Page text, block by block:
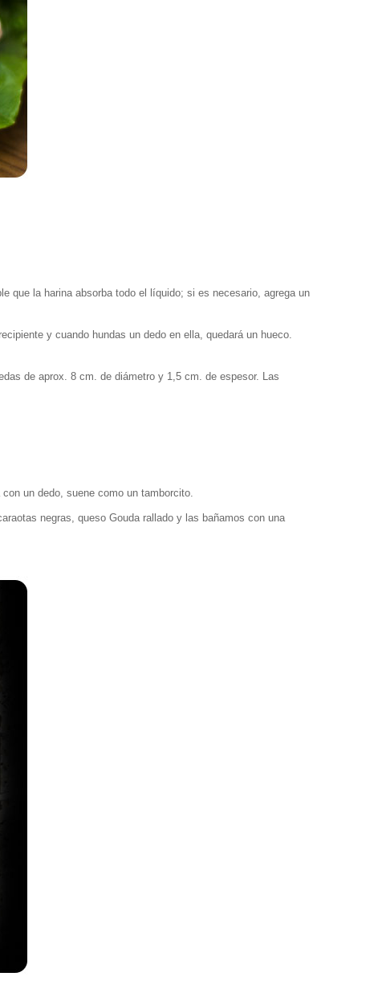
que la harina absorba todo el líquido; si es necesario, agrega un
y cuando hundas un dedo en ella, quedará un hueco.
de aprox. 8 cm. de diámetro y 1,5 cm. de espesor. Las
un dedo, suene como un tamborcito.
negras, queso Gouda rallado y las bañamos con una